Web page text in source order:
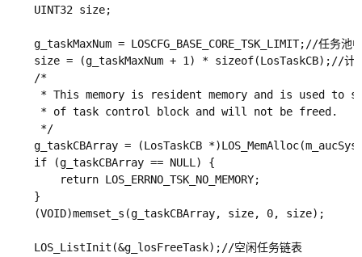
    UINT32 size;
g_taskMaxNum = LOSCFG_BASE_CORE_TSK_LIMIT;//任务池中
size = (g_taskMaxNum + 1) * sizeof(LosTaskCB);//计算
    /*
* This memory is resident memory and is used to
     * of task control block and will not be freed.
     */
g_taskCBArray = (LosTaskCB
    if (g_taskCBArray == NULL) {
        return LOS_ERRNO_TSK_NO_MEMORY;
    }
    (VOID)memset_s(g_taskCBArray, size, 0, size);
    LOS_ListInit(&g_losFreeTask);//空闲任务链表